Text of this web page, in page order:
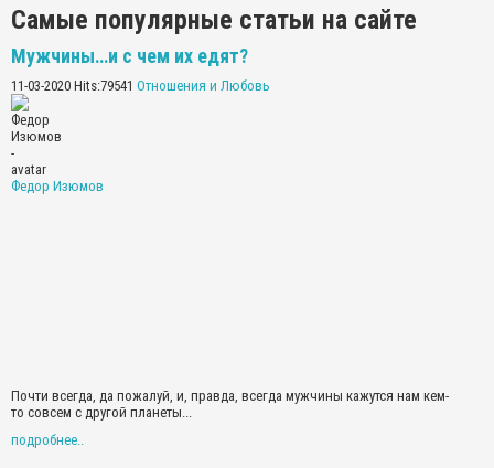
Самые популярные статьи на сайте
Мужчины…и с чем их едят?
11-03-2020 Hits:79541 Отношения и Любовь
Федор Изюмов
Почти всегда, да пожалуй, и, правда, всегда мужчины кажутся нам кем-
то совсем с другой планеты...
подробнее..